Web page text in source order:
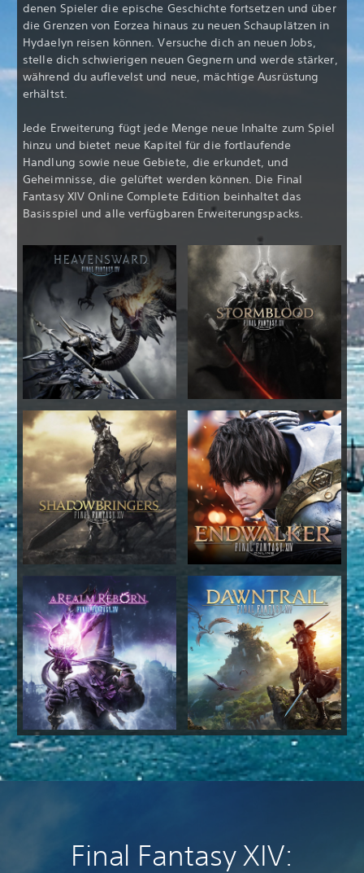
denen Spieler die epische Geschichte fortsetzen und über
die Grenzen von Eorzea hinaus zu neuen Schauplätzen in
Hydaelyn reisen können. Versuche dich an neuen Jobs,
stelle dich schwierigen neuen Gegnern und werde stärker,
während du auflevelst und neue, mächtige Ausrüstung
erhältst.
Jede Erweiterung fügt jede Menge neue Inhalte zum Spiel
hinzu und bietet neue Kapitel für die fortlaufende
Handlung sowie neue Gebiete, die erkundet, und
Geheimnisse, die gelüftet werden können. Die Final
Fantasy XIV Online Complete Edition beinhaltet das
Basisspiel und alle verfügbaren Erweiterungspacks.
Final Fantasy XIV: